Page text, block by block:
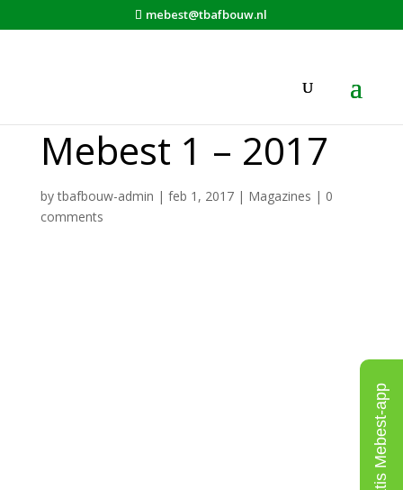
mebest@tbafbouw.nl
Mebest 1 – 2017
bytbafbouw-admin | feb 1, 2017| Magazines | 0
comments